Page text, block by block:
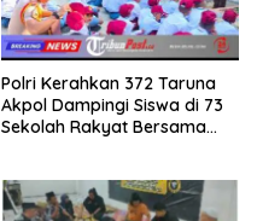
Polri Kerahkan 372 Taruna
Akpol Dampingi Siswa di 73
Sekolah Rakyat Bersama